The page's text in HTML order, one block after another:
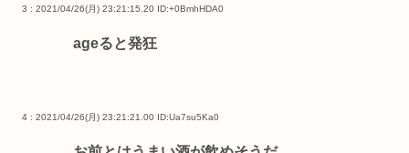
3 : 2021/04/26(月) 23:21:15.20 ID:+0BmhHDA0
ageると発狂
4 : 2021/04/26(月) 23:21:21.00 ID:Ua7su5Ka0